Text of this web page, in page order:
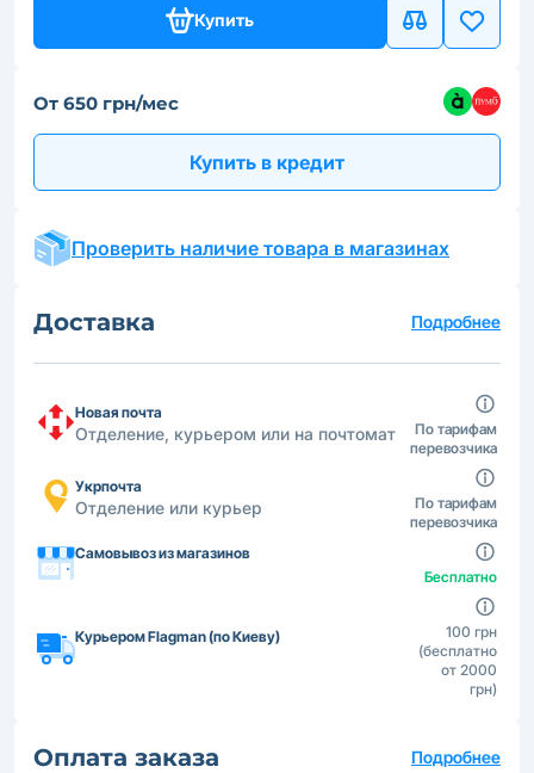
Купить
От 650 грн/мес
Купить в кредит
Проверить наличие товара в магазинах
Доставка Подробнее
Новая почта
Отделение, курьером или на почтомат
По тарифам
перевозчика
Укрпочта
Отделение или курьер
По тарифам
перевозчика
Самовывоз из магазинов
Бесплатно
Курьером Flagman (по Киеву)
100 грн
(бесплатно
от 2000
грн)
Оплата заказа Подробнее